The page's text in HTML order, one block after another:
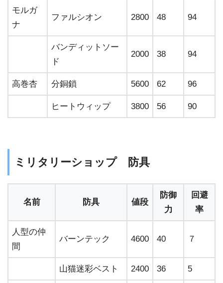
モルガ
ナ
ファルシオン 2800 48 94
バンディットソー
ド
2000 38 94
高巻杏 分銅鎖 5600 62 96
ヒートウィップ 3800 56 90
ミリタリーショップ 防具
名前 防具 値段
防御
力
回避
率
人型の仲
間
バーンテック 4600 40 ７
山猫迷彩ベスト 2400 36 5